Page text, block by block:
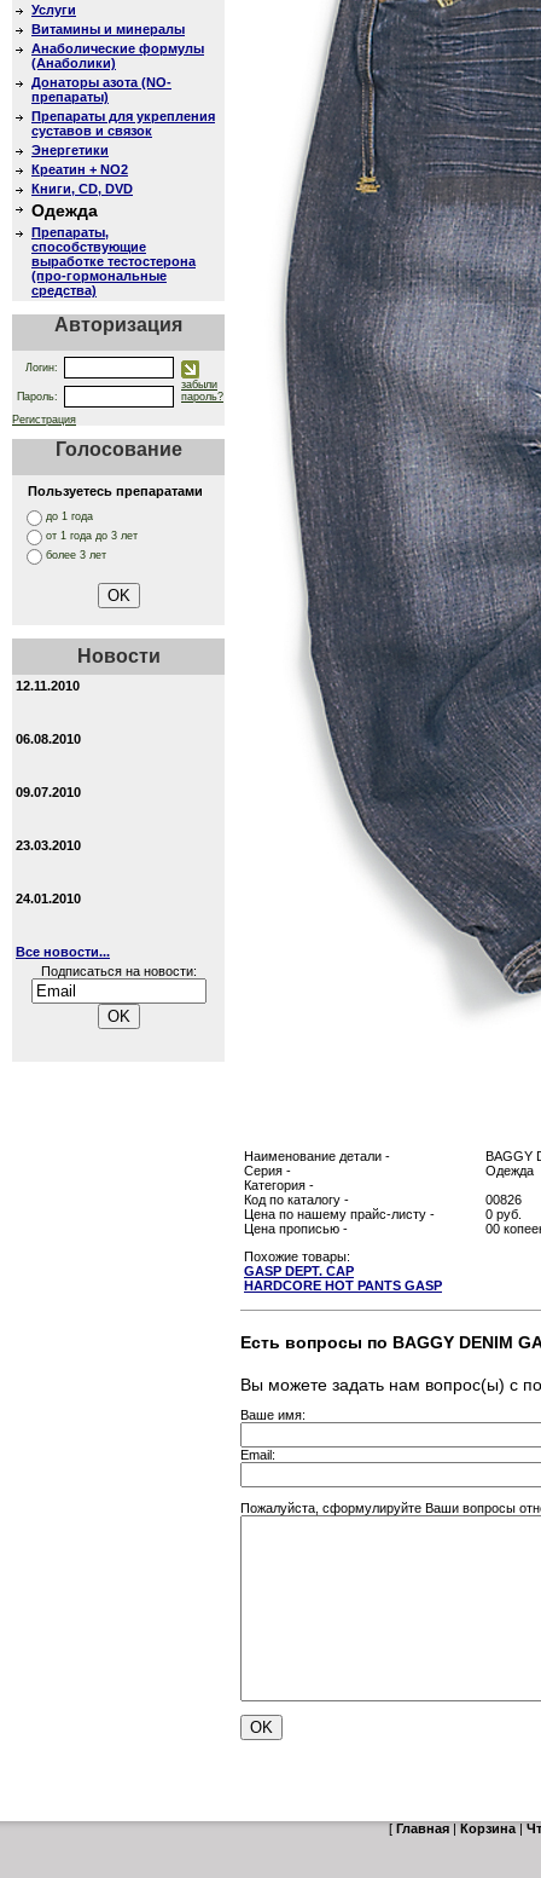
Услуги
Витамины и минералы
Анаболические формулы
(Анаболики)
Донаторы азота (NO-
препараты)
Препараты для укрепления
суставов и связок
Энергетики
Креатин + NO2
Книги, CD, DVD
Одежда
Препараты,
способствующие
выработке тестостерона
(про-гормональные
средства)
Авторизация
Логин:
Пароль:
забыли
пароль?
Регистрация
Голосование
Пользуетесь препаратами
до 1 года
от 1 года до 3 лет
более 3 лет
Новости
12.11.2010
06.08.2010
09.07.2010
23.03.2010
24.01.2010
Все новости...
Подписаться на новости:
Наименование детали -
BAGGY
Серия -
Одежда
Категория -
Код по каталогу -
00826
Цена по нашему прайс-листу -
0 руб.
Цена прописью -
00
Похожие товары:
GASP DEPT. CAP
HARDCORE HOT PANTS GASP
Есть вопросы по BAGGY DENIM
Вы можете задать нам вопрос(ы) с
Ваше имя:
Email:
Пожалуйста, сформулируйте Ваши вопросы
[ Главная| Корзина|